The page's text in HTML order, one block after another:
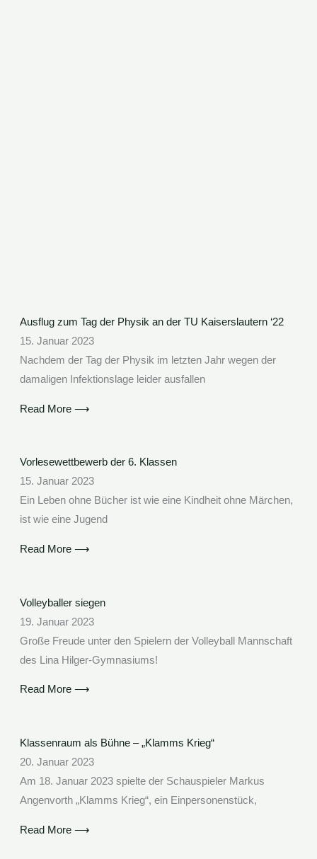
Ausflug zum Tag der Physik an der TU Kaiserslautern ‘22
15. Januar 2023
Nachdem der Tag der Physik im letzten Jahr wegen der
damaligen Infektionslage leider ausfallen
Read More ⟶
Vorlesewettbewerb der 6. Klassen
15. Januar 2023
Ein Leben ohne Bücher ist wie eine Kindheit ohne Märchen,
ist wie eine Jugend
Read More ⟶
Volleyballer siegen
19. Januar 2023
Große Freude unter den Spielern der Volleyball Mannschaft
des Lina Hilger-Gymnasiums!
Read More ⟶
Klassenraum als Bühne – „Klamms Krieg“
20. Januar 2023
Am 18. Januar 2023 spielte der Schauspieler Markus
Angenvorth „Klamms Krieg“, ein Einpersonenstück,
Read More ⟶